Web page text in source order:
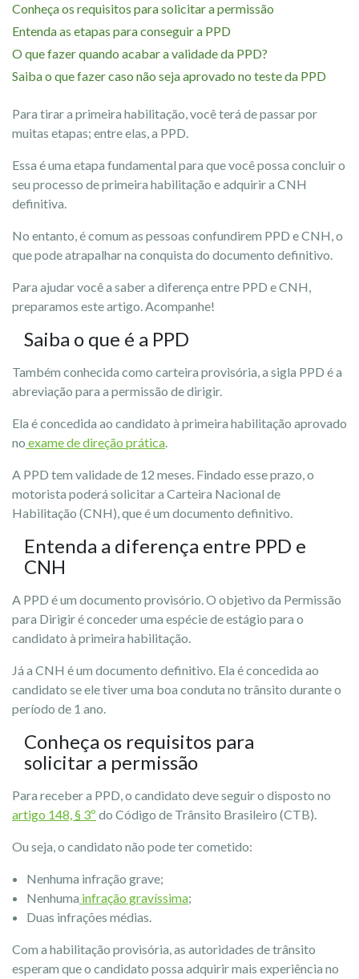
Conheça os requisitos para solicitar a permissão
Entenda as etapas para conseguir a PPD
O que fazer quando acabar a validade da PPD?
Saiba o que fazer caso não seja aprovado no teste da PPD
Para tirar a primeira habilitação, você terá de passar por
muitas etapas; entre elas, a PPD.
Essa é uma etapa fundamental para que você possa concluir o
seu processo de primeira habilitação e adquirir a CNH
definitiva.
No entanto, é comum as pessoas confundirem PPD e CNH, o
que pode atrapalhar na conquista do documento definitivo.
Para ajudar você a saber a diferença entre PPD e CNH,
preparamos este artigo. Acompanhe!
Saiba o que é a PPD
Também conhecida como carteira provisória, a sigla PPD é a
abreviação para a permissão de dirigir.
Ela é concedida ao candidato à primeira habilitação aprovado
no exame de direção prática.
A PPD tem validade de 12 meses. Findado esse prazo, o
motorista poderá solicitar a Carteira Nacional de
Habilitação (CNH), que é um documento definitivo.
Entenda a diferença entre PPD e
CNH
A PPD é um documento provisório. O objetivo da Permissão
para Dirigir é conceder uma espécie de estágio para o
candidato à primeira habilitação.
Já a CNH é um documento definitivo. Ela é concedida ao
candidato se ele tiver uma boa conduta no trânsito durante o
período de 1 ano.
Conheça os requisitos para
solicitar a permissão
Para receber a PPD, o candidato deve seguir o disposto no
artigo 148, § 3º do Código de Trânsito Brasileiro (CTB).
Ou seja, o candidato não pode ter cometido:
Nenhuma infração grave;
Nenhuma infração gravíssima;
Duas infrações médias.
Com a habilitação provisória, as autoridades de trânsito
esperam que o candidato possa adquirir mais experiência no